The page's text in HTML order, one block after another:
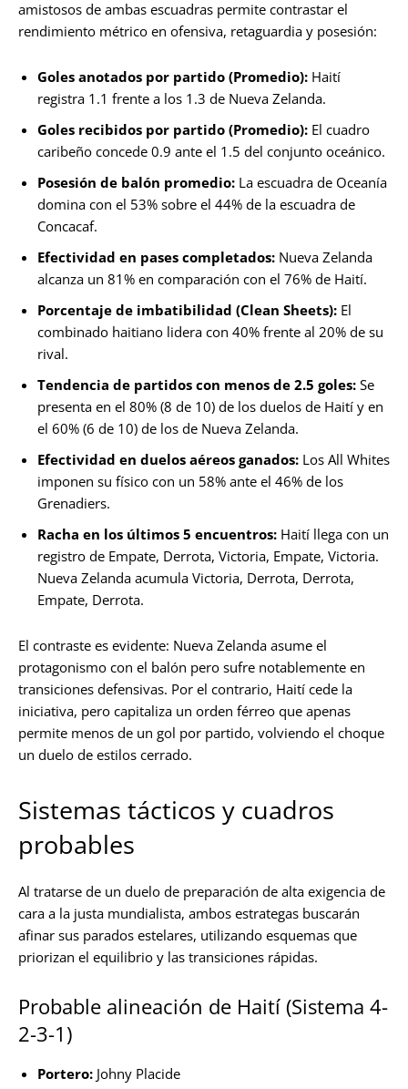
amistosos de ambas escuadras permite contrastar el
rendimiento métrico en ofensiva, retaguardia y posesión:
Goles anotados por partido (Promedio): Haití
registra 1.1 frente a los 1.3 de Nueva Zelanda.
Goles recibidos por partido (Promedio): El cuadro
caribeño concede 0.9 ante el 1.5 del conjunto oceánico.
Posesión de balón promedio: La escuadra de Oceanía
domina con el 53% sobre el 44% de la escuadra de
Concacaf.
Efectividad en pases completados: Nueva Zelanda
alcanza un 81% en comparación con el 76% de Haití.
Porcentaje de imbatibilidad (Clean Sheets): El
combinado haitiano lidera con 40% frente al 20% de su
rival.
Tendencia de partidos con menos de 2.5 goles: Se
presenta en el 80% (8 de 10) de los duelos de Haití y en
el 60% (6 de 10) de los de Nueva Zelanda.
Efectividad en duelos aéreos ganados: Los All Whites
imponen su físico con un 58% ante el 46% de los
Grenadiers.
Racha en los últimos 5 encuentros: Haití llega con un
registro de Empate, Derrota, Victoria, Empate, Victoria.
Nueva Zelanda acumula Victoria, Derrota, Derrota,
Empate, Derrota.
El contraste es evidente: Nueva Zelanda asume el
protagonismo con el balón pero sufre notablemente en
transiciones defensivas. Por el contrario, Haití cede la
iniciativa, pero capitaliza un orden férreo que apenas
permite menos de un gol por partido, volviendo el choque
un duelo de estilos cerrado.
Sistemas tácticos y cuadros
probables
Al tratarse de un duelo de preparación de alta exigencia de
cara a la justa mundialista, ambos estrategas buscarán
afinar sus parados estelares, utilizando esquemas que
priorizan el equilibrio y las transiciones rápidas.
Probable alineación de Haití (Sistema 4-
2-3-1)
Portero: Johny Placide